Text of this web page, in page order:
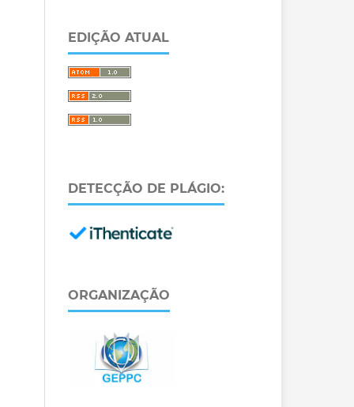
EDIÇÃO ATUAL
DETECÇÃO DE PLÁGIO:
ORGANIZAÇÃO